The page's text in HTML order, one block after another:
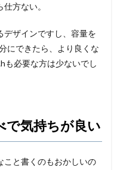
方ない。
デザインですし、容量を
にできたら、より良くな
も必要な方は少ないでし
で気持ちが良い
こと書くのもおかしいの